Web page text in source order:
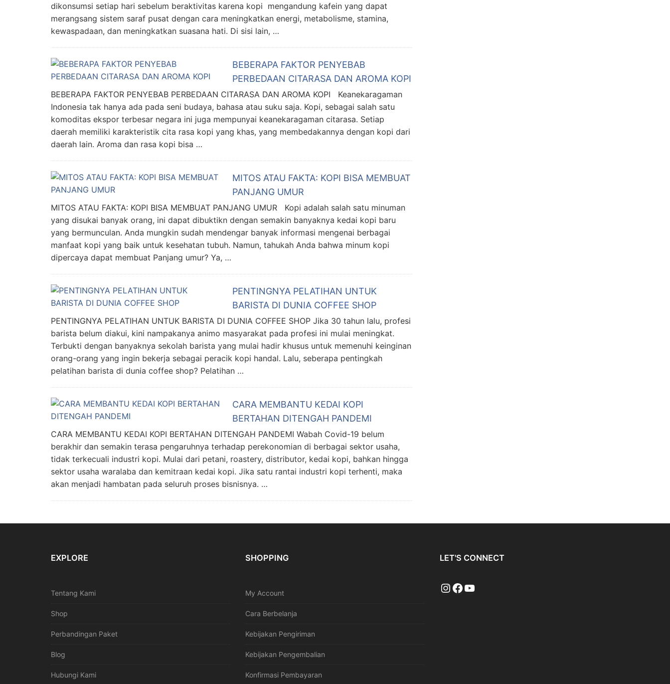
dikonsumsi setiap hari sebelum beraktivitas karena kopi mengandung kafein yang dapat
merangsang sistem saraf pusat dengan cara meningkatkan energi, metabolisme, stamina,
kewaspadaan, dan meningkatkan suasana hati. Di sisi lain, …
BEBERAPA FAKTOR PENYEBAB
PERBEDAAN CITARASA DAN AROMA KOPI
BEBERAPA FAKTOR PENYEBAB PERBEDAAN CITARASA DAN AROMA KOPI Keanekaragaman
Indonesia tak hanya ada pada seni budaya, bahasa atau suku saja. Kopi, sebagai salah satu
komoditas ekspor terbesar negara ini juga mempunyai keanekaragaman citarasa. Setiap
daerah memiliki karakteristik cita rasa kopi yang khas, yang membedakannya dengan kopi dari
daerah lain. Aroma dan rasa kopi bisa …
MITOS ATAU FAKTA: KOPI BISA MEMBUAT
PANJANG UMUR
MITOS ATAU FAKTA: KOPI BISA MEMBUAT PANJANG UMUR Kopi adalah salah satu minuman
yang disukai banyak orang, ini dapat dibuktikn dengan semakin banyaknya kedai kopi baru
yang bermunculan. Anda mungkin sudah mendengar banyak informasi mengenai berbagai
manfaat kopi yang baik untuk kesehatan tubuh. Namun, tahukah Anda bahwa minum kopi
dipercaya dapat membuat Panjang umur? Ya, …
PENTINGNYA PELATIHAN UNTUK
BARISTA DI DUNIA COFFEE SHOP
PENTINGNYA PELATIHAN UNTUK BARISTA DI DUNIA COFFEE SHOP Jika 30 tahun lalu, profesi
barista belum diakui, kini nampakanya animo masyarakat pada profesi ini mulai meningkat.
Terbukti dengan banyaknya sekolah barista yang mulai hadir khusus untuk memenuhi keinginan
orang-orang yang ingin bekerja sebagai peracik kopi handal. Lalu, seberapa pentingkah
pelatihan barista di dunia coffee shop? Pelatihan …
CARA MEMBANTU KEDAI KOPI
BERTAHAN DITENGAH PANDEMI
CARA MEMBANTU KEDAI KOPI BERTAHAN DITENGAH PANDEMI Wabah Covid-19 belum
berakhir dan semakin terasa pengaruhnya terhadap perekonomian di berbagai sektor usaha,
tidak terkecuali industri kopi. Mulai dari petani, roastery, distributor, kedai kopi, bahkan hingga
sektor usaha waralaba dan kemitraan kedai kopi. Jika satu rantai industri kopi terhenti, maka
akan menjadi hambatan pada seluruh proses bisnisnya. …
EXPLORE
Tentang Kami
Shop
Perbandingan Paket
Blog
Hubungi Kami
SHOPPING
My Account
Cara Berbelanja
Kebijakan Pengiriman
Kebijakan Pengembalian
Konfirmasi Pembayaran
LET'S CONNECT